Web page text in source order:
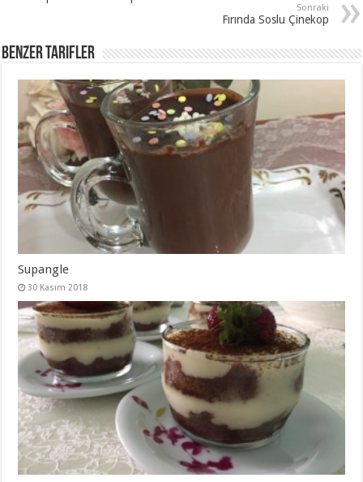
Sonraki
Fırında Soslu Çinekop
Benzer Tarifler
Supangle
30 Kasım 2018